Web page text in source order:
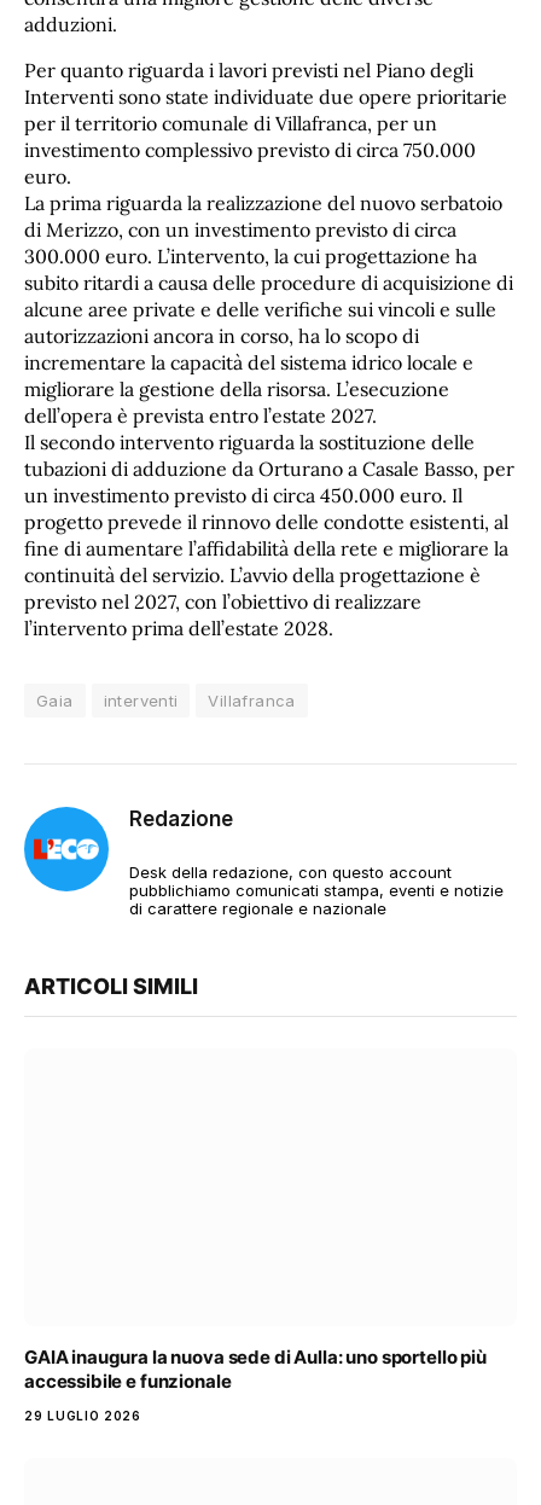
adduzioni.
Per quanto riguarda i lavori previsti nel Piano degli
Interventi sono state individuate due opere prioritarie
per il territorio comunale di Villafranca, per un
investimento complessivo previsto di circa 750.000
euro.
La prima riguarda la realizzazione del nuovo serbatoio
di Merizzo, con un investimento previsto di circa
300.000 euro. L’intervento, la cui progettazione ha
subito ritardi a causa delle procedure di acquisizione di
alcune aree private e delle verifiche sui vincoli e sulle
autorizzazioni ancora in corso, ha lo scopo di
incrementare la capacità del sistema idrico locale e
migliorare la gestione della risorsa. L’esecuzione
dell’opera è prevista entro l’estate 2027.
Il secondo intervento riguarda la sostituzione delle
tubazioni di adduzione da Orturano a Casale Basso, per
un investimento previsto di circa 450.000 euro. Il
progetto prevede il rinnovo delle condotte esistenti, al
fine di aumentare l’affidabilità della rete e migliorare la
continuità del servizio. L’avvio della progettazione è
previsto nel 2027, con l’obiettivo di realizzare
l’intervento prima dell’estate 2028.
Gaia interventi Villafranca
Redazione
Desk della redazione, con questo account
pubblichiamo comunicati stampa, eventi e notizie
di carattere regionale e nazionale
ARTICOLI SIMILI
GAIA inaugura la nuova sede di Aulla: uno sportello più
accessibile e funzionale
29 LUGLIO 2026